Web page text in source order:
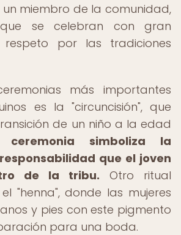
miembro de la comunidad,
se celebran con gran
por las tradiciones
más importantes
es la "circuncisión", que
de un niño a la edad
ceremonia simboliza la
que el joven
de la tribu. Otro ritual
"henna", donde las mujeres
y pies con este pigmento
para una boda.